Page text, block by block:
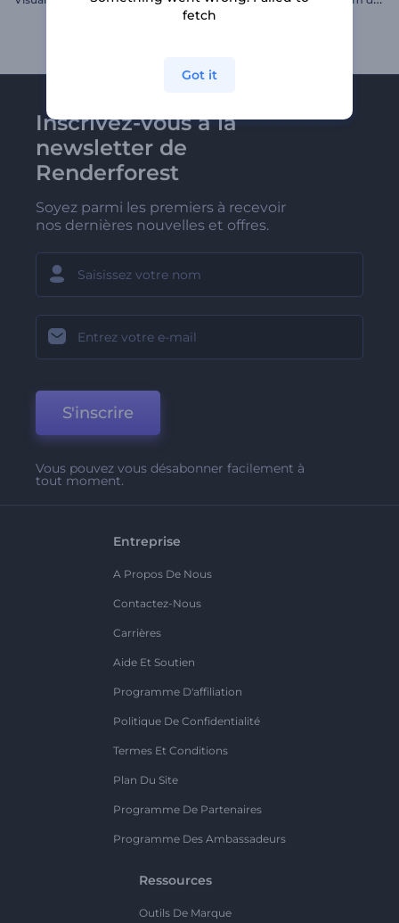
Inscrivez-vous à la
newsletter de
Renderforest
Soyez parmi les premiers à recevoir
nos dernières nouvelles et offres.
S'inscrire
Vous pouvez vous désabonner facilement à
tout moment.
Entreprise
A Propos De Nous
Contactez-Nous
Carrières
Aide Et Soutien
Programme D'affiliation
Politique De Confidentialité
Termes Et Conditions
Plan Du Site
Programme De Partenaires
Programme Des Ambassadeurs
Ressources
Outils De Marque
fetch
Got it